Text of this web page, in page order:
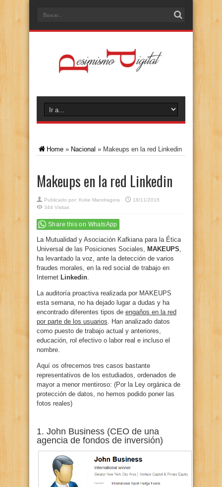
Home » Nacional » Makeups en la red Linkedin
Makeups en la red Linkedin
Publicado por: Koke Mandragora
18/11/2016
344 Visitas
Share this on WhatsApp
La Mutualidad y Asociación Kafkiana para la Ética
Universal de las Posiciones Sociales, MAKEUPS,
ha levantado la voz, ante la detección de varios
fraudes morales, en la red social de trabajo en
Internet Linkedin.
La auditoría proactiva realizada por MAKEUPS
esta semana, no ha dejado lugar a dudas y ha
encontrado diferentes tipos de engaños en la red
por parte de los usuarios. Han analizado datos
como puesto de trabajo actual y anteriores,
educación, rol efectivo o labor real e incluso el
nombre.
Aquí os ofrecemos tres casos bastante
representativos de los estudiados, ordenados de
mayor a menor mentiroso: (Por la Ley orgánica de
protección de datos, no hemos podido poner las
fotos reales)
1. John Business (CEO de una
agencia de fondos de inversión)